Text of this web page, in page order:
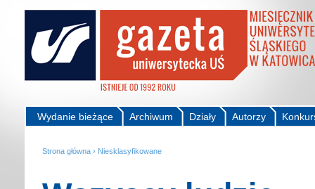
Autorzy
Działy
Archiwum
Wydanie bieżące
Strona główna › Niesklasyfikowane